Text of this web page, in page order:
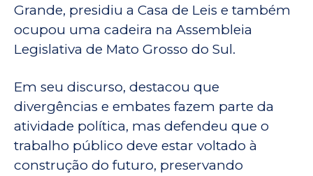
Grande, presidiu a Casa de Leis e também
ocupou uma cadeira na Assembleia
Legislativa de Mato Grosso do Sul.
Em seu discurso, destacou que
divergências e embates fazem parte da
atividade política, mas defendeu que o
trabalho público deve estar voltado à
construção do futuro, preservando